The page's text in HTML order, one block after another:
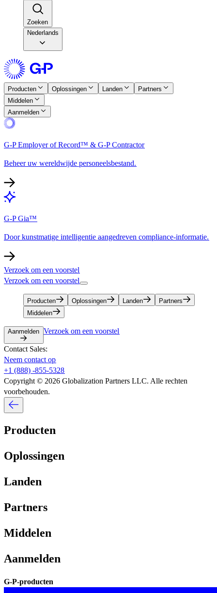
Zoeken​​
Nederlands
Producten​​ Oplossingen​​ Landen​​
Partners​​
Middelen​​
Aanmelden​​
G-P Employer of Record™ & G-P Contractor​​
Beheer uw wereldwijde personeelsbestand.​​
G-P Gia™​​
Door kunstmatige intelligentie aangedreven compliance-informatie.​​
Verzoek om een voorstel​​
Verzoek om een voorstel​​
Producten​​ Oplossingen​​ Landen​​
Partners​​
Middelen​​
Aanmelden​​ Verzoek om een voorstel​​
Contact Sales:​​
Neem contact op​​
+1 (888) -855-5328​​
Copyright © 2026 Globalization Partners LLC. Alle rechten
voorbehouden.​​
Producten​​
Oplossingen​​
Landen​​
Partners​​
Middelen​​
Aanmelden​​
G-P-producten​​